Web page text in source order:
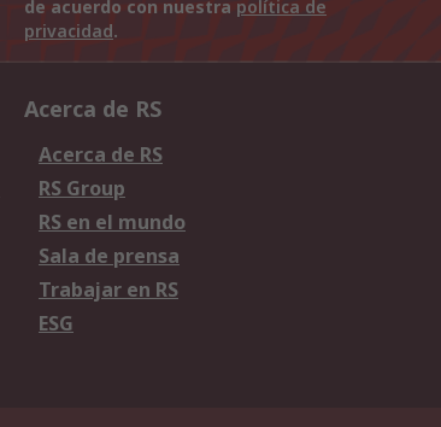
de acuerdo con nuestra política de
privacidad.
Acerca de RS
Acerca de RS
RS Group
RS en el mundo
Sala de prensa
Trabajar en RS
ESG